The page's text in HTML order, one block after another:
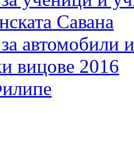
Савана
автомобили
вицове 2016